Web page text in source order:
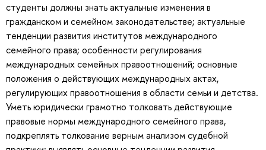
студенты должны знать актуальные изменения в
гражданском и семейном законодательстве; актуальные
тенденции развития институтов международного
семейного права; особенности регулирования
международных семейных правоотношений; основные
положения о действующих международных актах,
регулирующих правоотношения в области семьи и детства.
Уметь юридически грамотно толковать действующие
правовые нормы международного семейного права,
подкреплять толкование верным анализом судебной